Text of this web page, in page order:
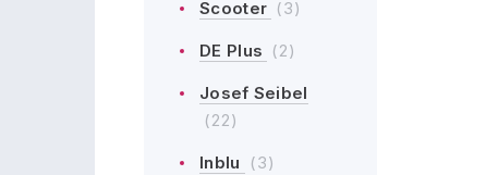
Scooter (3)
DE Plus (2)
Josef Seibel
(22)
Inblu (3)